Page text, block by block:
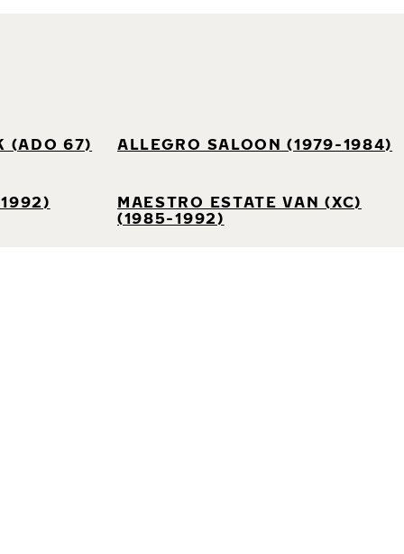
(ADO 67) ALLEGRO SALOON (1979-1984)
MAESTRO ESTATE VAN (XC)
(1985-1992)